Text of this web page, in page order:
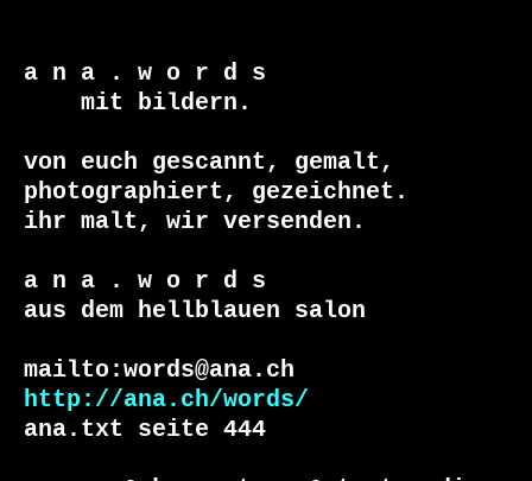
a n a . w o r d s
von euch gescannt, gemalt,
photographiert, gezeichnet.
ihr malt, wir versenden.
a n a . w o r d s
aus dem hellblauen salon
http://ana.ch/words/
ana.txt seite 444